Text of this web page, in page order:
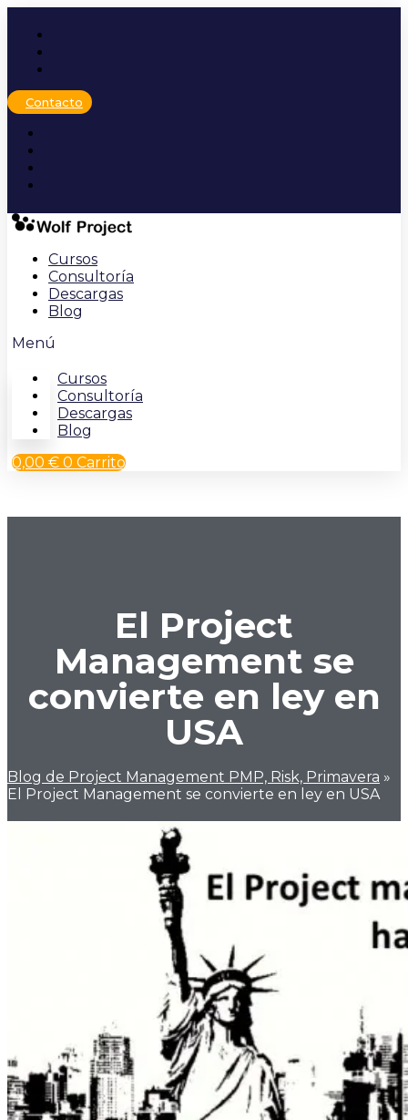
contenido
Contacto
Cursos
Consultoría
Descargas
Blog
Menú
Cursos
Consultoría
Descargas
Blog
0,00 € 0 Carrito
El Project
Management se
convierte en ley en
USA
Blog de Project Management PMP, Risk, Primavera »
El Project Management se convierte en ley en USA